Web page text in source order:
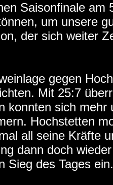
Saisonfinale
um unsere
der sich weiter
gegen
Mit 25:7
konnten sich
Hochstetten
all seine Kräfte
dann doch
Sieg des Tages ein.